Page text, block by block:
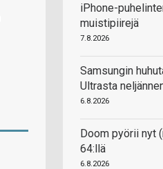
iPhone-
muistipiirejä
7.8.2026
Samsungin
Ultrasta
6.8.2026
Doom pyörii nyt
64:llä
6.8.2026